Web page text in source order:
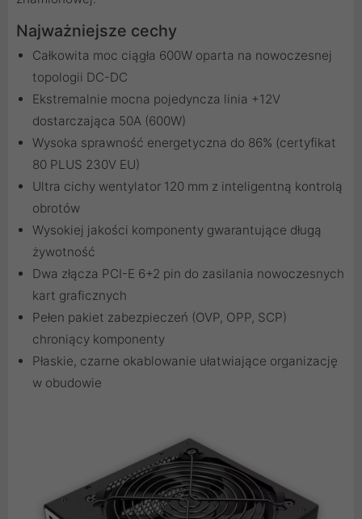
Najważniejsze cechy
Całkowita moc ciągła 600W oparta na nowoczesnej
topologii DC-DC
Ekstremalnie mocna pojedyncza linia +12V
dostarczająca 50A (600W)
Wysoka sprawność energetyczna do 86% (certyfikat
80 PLUS 230V EU)
Ultra cichy wentylator 120 mm z inteligentną kontrolą
obrotów
Wysokiej jakości komponenty gwarantujące długą
żywotność
Dwa złącza PCI-E 6+2 pin do zasilania nowoczesnych
kart graficznych
Pełen pakiet zabezpieczeń (OVP, OPP, SCP)
chroniący komponenty
Płaskie, czarne okablowanie ułatwiające organizację
w obudowie